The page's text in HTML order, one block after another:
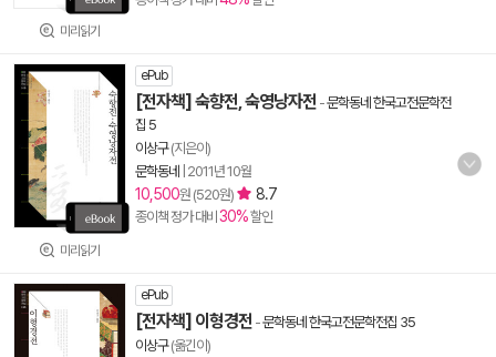
미리읽기
미리읽기
ePub
[전자책] 숙향전, 숙영낭자전 -문학동네 한국고전문학전
집 5
이상구(지은이)
문학동네
2011년 10월
10,500원 (520원) 8.7
종이책 정가 대비 30%할인
ePub
[전자책] 이형경전 -문학동네 한국고전문학전집 35
이상구(옮긴이)